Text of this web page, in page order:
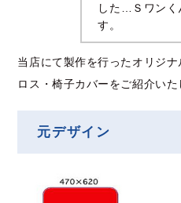
した…Ｓワンく
す。
当店にて製作を行ったオリジ
ロス・椅子カバーをご紹介いた
元デザイン